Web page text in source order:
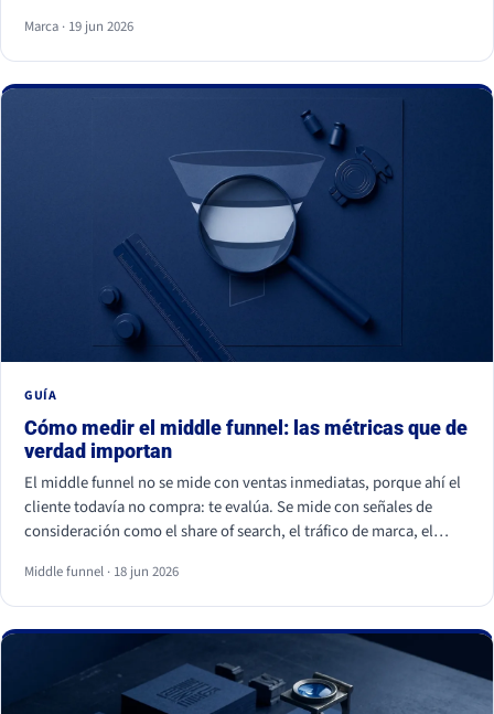
símbolo, apagas a la comunidad que lo hizo valer.
Marca · 19 jun 2026
GUÍA
Cómo medir el middle funnel: las métricas que de
verdad importan
El middle funnel no se mide con ventas inmediatas, porque ahí el
cliente todavía no compra: te evalúa. Se mide con señales de
consideración como el share of search, el tráfico de marca, el
lead (MQL a SQL). Las impresiones, los likes y los seguidores no
cuentan: son volumen, no preferencia.
Middle funnel · 18 jun 2026